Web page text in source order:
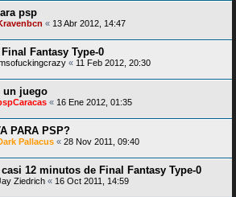
psp
« 13 Abr 2012, 14:47
Fantasy Type-0
« 11 Feb 2012, 20:30
un juego
« 16 Ene 2012, 01:35
PARA PSP?
Pallacus « 28 Nov 2011, 09:40
12 minutos de Final Fantasy Type-0
Ziedrich « 16 Oct 2011, 14:59